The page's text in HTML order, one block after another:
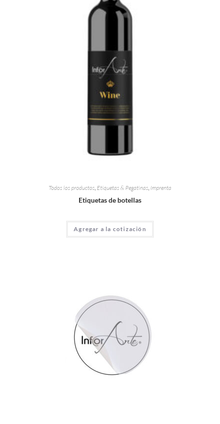
Todos los productos Etiquetas & Pegatinas Imprenta
Etiquetas de botellas
Agregar a la cotización